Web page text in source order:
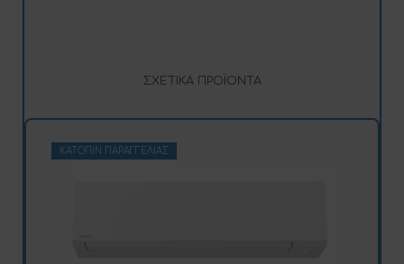
ΣΧΕΤΙΚΆ ΠΡΟΪΌΝΤΑ
ΚΑΤΌΠΙΝ ΠΑΡΑΓΓΕΛΊΑΣ